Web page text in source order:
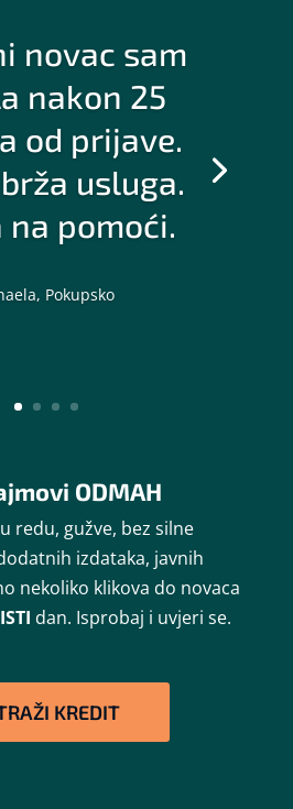
novac sam
nakon 25
od prijave.
usluga.
na pomoći.
Pokupsko
ODMAH
redu, gužve, bez silne
izdataka, javnih
nekoliko klikova do novaca
ISTI dan. Isprobaj i uvjeri se.
KREDIT